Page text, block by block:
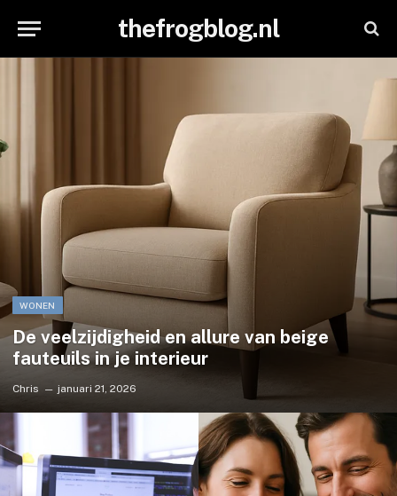
thefrogblog.nl
WONEN
De veelzijdigheid en allure van beige
fauteuils in je interieur
Chris januari 21, 2026